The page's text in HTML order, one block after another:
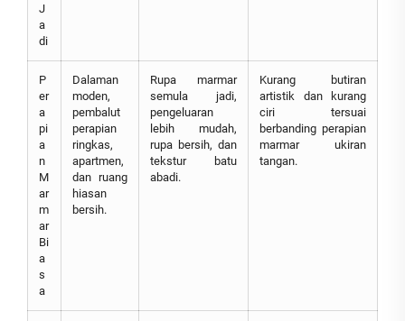
J
a
di
P
er
a
pi
a
n
M
ar
m
ar
Bi
a
s
a
Dalaman
moden,
pembalut
perapian
ringkas,
apartmen,
dan ruang
hiasan
bersih.
Rupa marmar
semula jadi,
pengeluaran
lebih mudah,
rupa bersih, dan
tekstur batu
abadi.
Kurang butiran
artistik dan kurang
ciri tersuai
berbanding perapian
marmar ukiran
tangan.